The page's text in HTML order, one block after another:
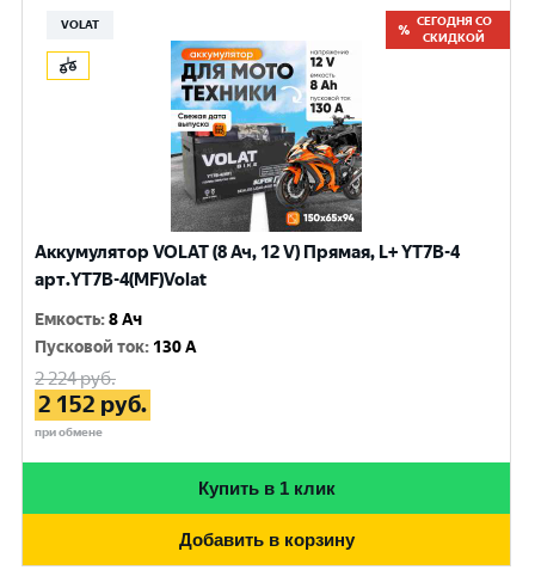
VOLAT
СЕГОДНЯ СО
СКИДКОЙ
Аккумулятор VOLAT (8 Ач, 12 V) Прямая, L+ YT7B-4
арт.YT7B-4(MF)Volat
Емкость:8 Ач
Пусковой ток: 130 A
2 224руб.
2 152 руб.
при обмене
Купить в 1 клик
Добавить в корзину